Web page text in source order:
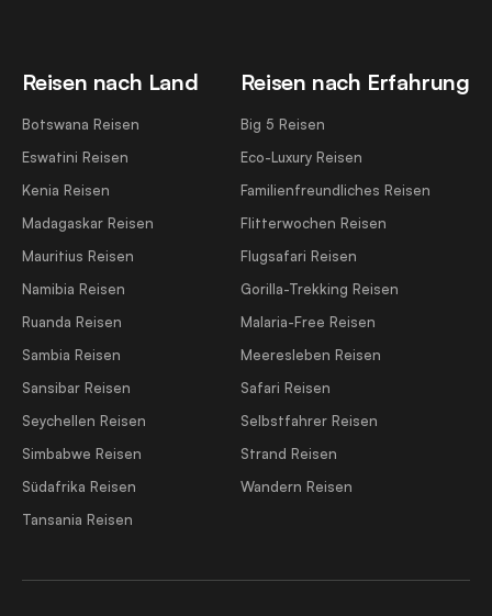
Reisen nach Land
Botswana Reisen
Eswatini Reisen
Kenia Reisen
Madagaskar Reisen
Mauritius Reisen
Namibia Reisen
Ruanda Reisen
Sambia Reisen
Sansibar Reisen
Seychellen Reisen
Simbabwe Reisen
Südafrika Reisen
Tansania Reisen
Reisen nach Erfahrung
Big 5 Reisen
Eco-Luxury Reisen
Familienfreundliches Reisen
Flitterwochen Reisen
Flugsafari Reisen
Gorilla-Trekking Reisen
Malaria-Free Reisen
Meeresleben Reisen
Safari Reisen
Selbstfahrer Reisen
Strand Reisen
Wandern Reisen